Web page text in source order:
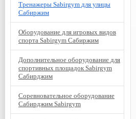
Тренажеры Sabirgym для улицы
Сабиржим
Оборудование для игровых видов
спорта Sabirgym Сабиржим
Дополнительное оборудование для
спортивных площадок Sabirgym
Сабирджим
Соревновательное оборудование
Сабирджим Sabirgym